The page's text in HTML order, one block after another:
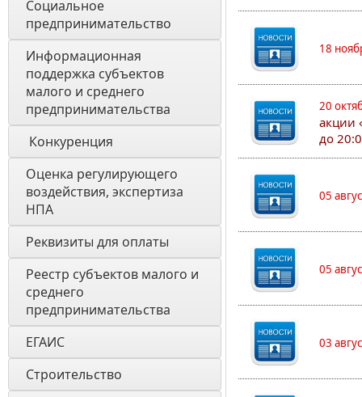
Социальное
предпринимательство
Информационная
поддержка субъектов
малого и среднего
предпринимательства
Конкуренция
Оценка регулирующего
воздействия, экспертиза
НПА
Реквизиты для оплаты
Реестр субъектов малого и
среднего
предпринимательства
ЕГАИС
Строительство
18
20
акции
до
05
05
03